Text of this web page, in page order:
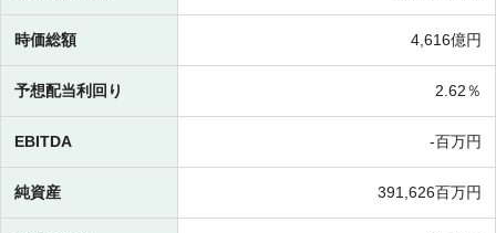
時価総額 4,616億円
予想配当利回り 2.62％
EBITDA -百万円
純資産 391,626百万円